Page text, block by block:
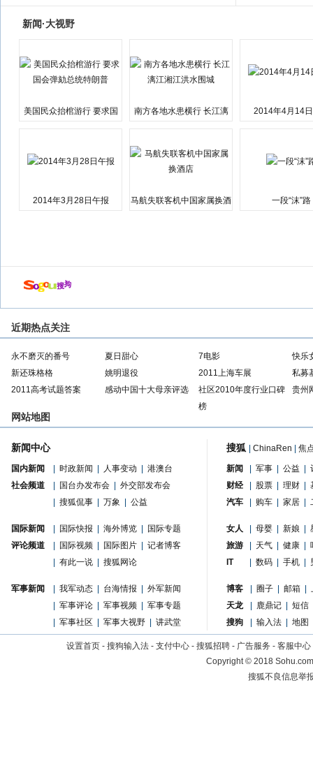
新闻·大视野
美国民众抬棺游行 要求国
南方各地水患横行 长江漓
2014年4月14
2014年3月28日午报
马航失联客机中国家属换酒
一段“沫”路
近期热点关注
永不磨灭的番号 夏日甜心 7电影
快乐
新还珠格格
姚明退役 2011上海车展
私募
2011高考试题答案
感动中国十大母亲评选
社区2010年度行业口碑
榜
贵州
网站地图
新闻中心
国内新闻 时政新闻 人事变动
港澳台
国台办发布会 外交部发布会
社会频道
搜狐侃事 万象 公益
国际新闻 国际快报 海外博览
国际专题
国际视频 国际图片 记者博客
评论频道
有此一说 搜狐网论
军事新闻 我军动态 台海情报
外军新闻
军事评论 军事视频
军事专题
军事社区 军事大视野 讲武堂
搜狐 ChinaRen 焦
新闻 军事 公益
财经
股票 理财
汽车
购车 家居
女人 母婴 新娘
旅游
天气 健康
IT
数码 手机
博客 圈子 邮箱
天龙
鹿鼎记
短信
搜狗
输入法 地图
设置首页 - 搜狗输入法 - 支付中心 - 搜狐招聘 - 广告服务 - 客服中心
Copyright©2018
搜狐不良信息举